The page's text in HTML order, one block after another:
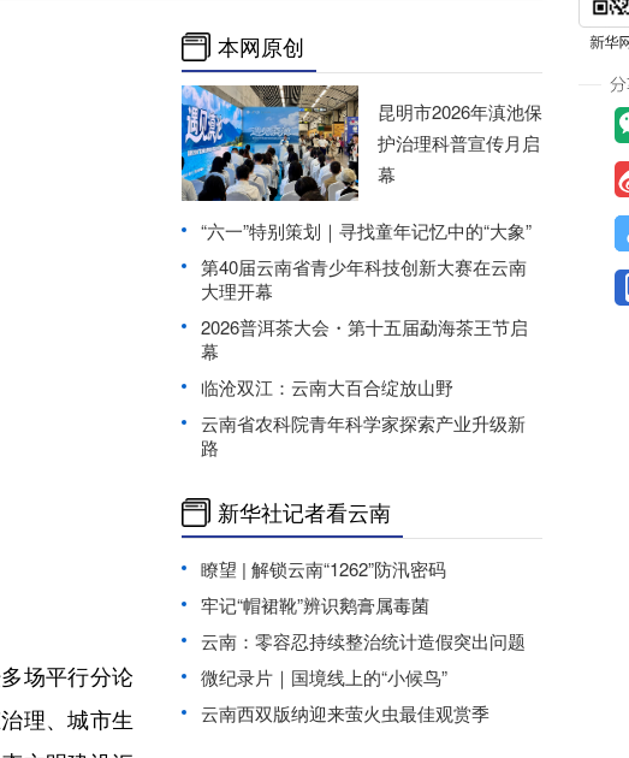
场平行分论
理、城市生
本网原创
昆明市2026年滇池保
护治理科普宣传月启
幕
“六一”特别策划｜寻找童年记忆中的“大象”
第40届云南省青少年科技创新大赛在云南
大理开幕
2026普洱茶大会・第十五届勐海茶王节启
幕
临沧双江：云南大百合绽放山野
云南省农科院青年科学家探索产业升级新
路
新华社记者看云南
瞭望 | 解锁云南“1262”防汛密码
牢记“帽裙靴”辨识鹅膏属毒菌
云南：零容忍持续整治统计造假突出问题
微纪录片｜国境线上的“小候鸟”
云南西双版纳迎来萤火虫最佳观赏季